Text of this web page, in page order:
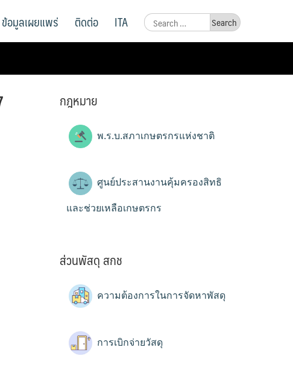
Search
for:
ข้อมูลเผยแพร่ ติดต่อ ITA
กฎหมาย
พ.ร.บ.สภาเกษตรกรแห่งชาติ
ศูนย์ประสานงานคุ้มครองสิทธิ
และช่วยเหลือเกษตรกร
ส่วนพัสดุ สกช
ความต้องการในการจัดหาพัสดุ
การเบิกจ่ายวัสดุ